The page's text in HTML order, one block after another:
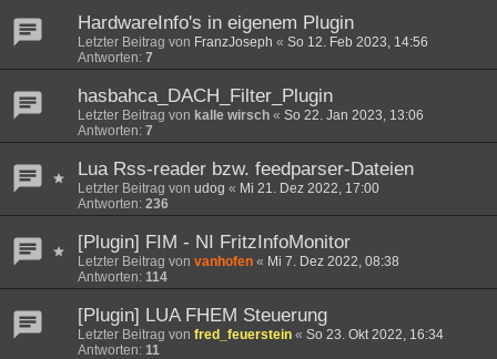
HardwareInfo's in eigenem Plugin
Letzter Beitrag von FranzJoseph « So 12. Feb 2023, 14:56
Antworten: 7
hasbahca_DACH_Filter_Plugin
Letzter Beitrag von kalle wirsch « So 22. Jan 2023, 13:06
Antworten: 7
Lua Rss-reader bzw. feedparser-Dateien
Letzter Beitrag von udog « Mi 21. Dez 2022, 17:00
Antworten: 236
[Plugin] FIM - NI FritzInfoMonitor
Letzter Beitrag von vanhofen « Mi 7. Dez 2022, 08:38
Antworten: 114
[Plugin] LUA FHEM Steuerung
Letzter Beitrag von fred_feuerstein « So 23. Okt 2022, 16:34
Antworten: 11